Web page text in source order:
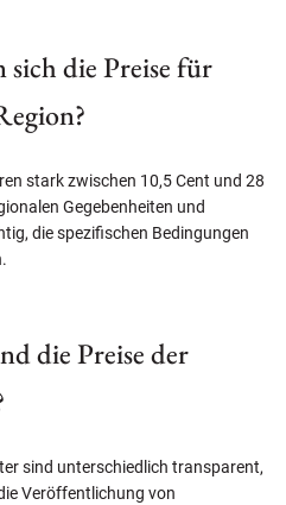
die Preise für
stark zwischen 10,5 Cent und 28
Gegebenheiten und
die spezifischen Bedingungen
die Preise der
sind unterschiedlich transparent,
Veröffentlichung von